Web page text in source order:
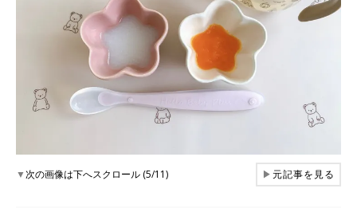
▼次の画像は下へスクロール (5/11) ▶元記事を見る